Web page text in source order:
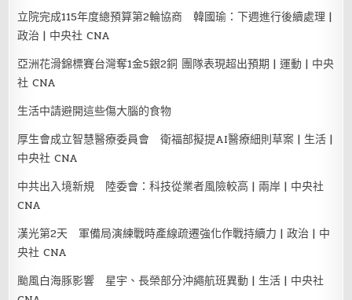
立院完成115年度總預算第2輪協商 韓國瑜：下週進行後續處理 |
政治 | 中央社 CNA
亞洲花滑錦標賽台灣奪1金5銀2銅 團隊表現超出預期 | 運動 | 中央
社 CNA
生活中請避開這些傷大腦的食物
厚生會成立智慧醫療委員會 衛福部擬提AI醫療細則草案 | 生活 |
中央社 CNA
中共出入境新規 陸委會：科技從業者風險較高 | 兩岸 | 中央社
CNA
漢光第2天 軍備局演練戰時產線疏遷強化作戰持續力 | 政治 | 中
央社 CNA
颱風白海豚影響 星宇、長榮部分沖繩航班異動 | 生活 | 中央社